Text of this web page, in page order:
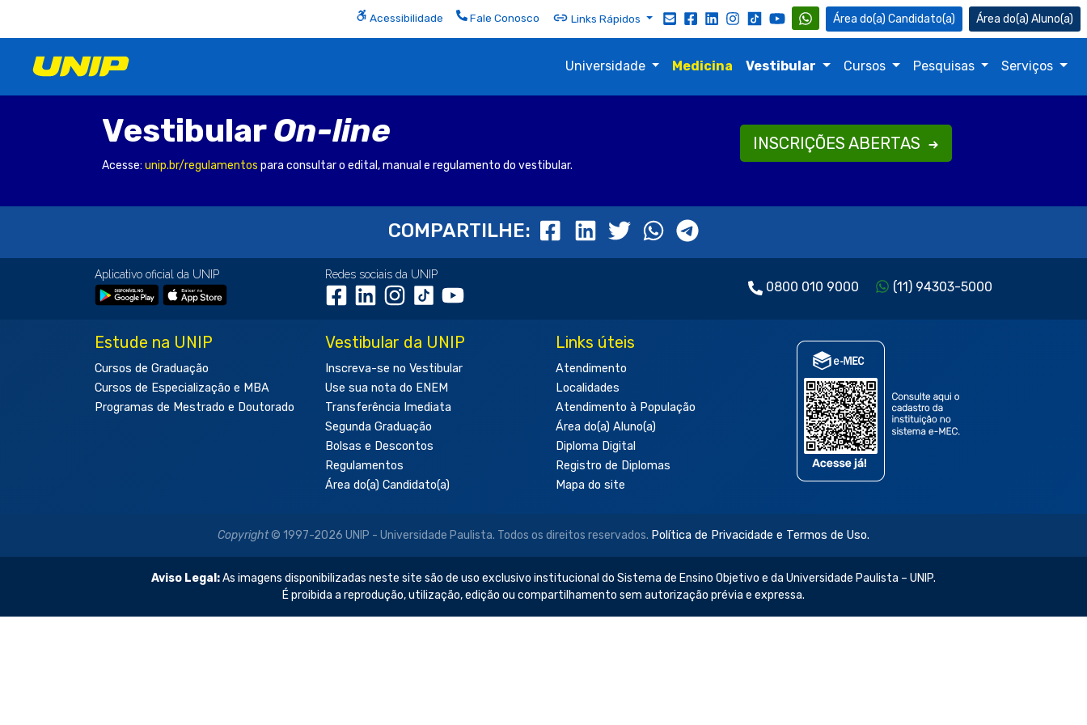
Acessibilidade Fale Conosco Links Rápidos Candidato(a) Aluno(a)
Universidade Medicina Vestibular Cursos Pesquisas Serviços
Vestibular On-line
Acesse: unip.br/regulamentos para consultar o edital, manual e regulamento do vestibular.
INSCRIÇÕES ABERTAS
COMPARTILHE:
Aplicativo oficial da UNIP Redes sociais da UNIP
0800 010 9000 (11) 94303-5000
Estude na UNIP
Cursos de Graduação
Cursos de Especialização e MBA
Programas de Mestrado e Doutorado
Vestibular da UNIP
Inscreva-se no Vestibular
Use sua nota do ENEM
Transferência Imediata
Segunda Graduação
Bolsas e Descontos
Regulamentos
Área do(a) Candidato(a)
Links úteis
Atendimento
Localidades
Atendimento à População
Área do(a) Aluno(a)
Diploma Digital
Registro de Diplomas
Mapa do site
Copyright© 1997-2026 UNIP - Universidade Paulista. Todos os direitos reservados. Política de Privacidade e Termos de Uso.
Aviso Legal:As imagens disponibilizadas neste site são de uso exclusivo institucional do Sistema de Ensino Objetivo e da Universidade Paulista – UNIP.
É proibida a reprodução, utilização, edição ou compartilhamento sem autorização prévia e expressa.